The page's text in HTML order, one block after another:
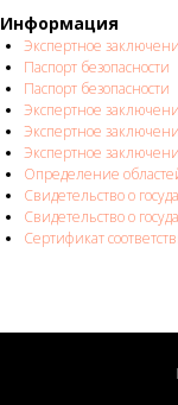
Информация
Экспертное
Паспорт безопасности
Паспорт безопасности
Экспертное
Экспертное
Экспертное
Определение
Свидетельство о
Свидетельство о
Сертификат